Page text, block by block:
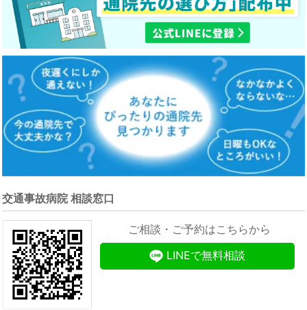
交通事故病院 相談窓口
ご相談・ご予約はこちらから
LINEで無料相談